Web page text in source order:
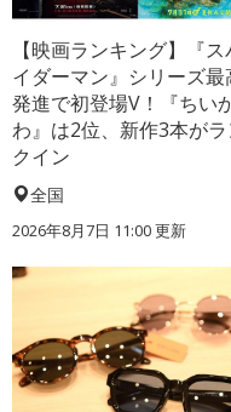
【映画ランキング】『ス
イダーマン』シリーズ最
発進で初登場V！『ちい
わ』は2位、新作3本がラ
クイン
全国
2026年8月7日 11:00更新